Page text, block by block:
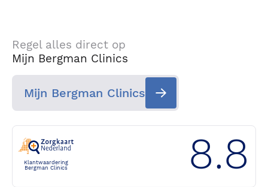
Regel alles direct op
Mijn Bergman Clinics
Mijn Bergman Clinics
Klantwaardering
Bergman Clinics
8.8